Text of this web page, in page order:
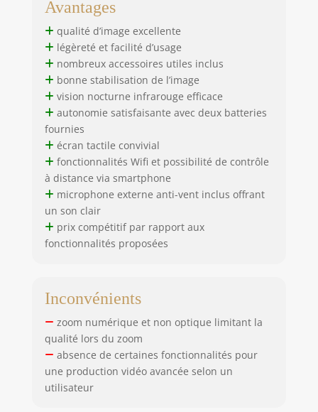
stabilisateur main,
microphone externe,
trépied,
télécommande,
manuel. Le manuel
inclus est disponible
et espagnol. Pour
obtenir le manuel
dans d’autres
langues, veuillez
nous contacter ou
sur l’emballage pour
télécharger la
Avantages
qualité d’image excellente
légèreté et facilité d’usage
nombreux accessoires utiles inclus
bonne stabilisation de l’image
vision nocturne infrarouge efficace
autonomie satisfaisante avec deux batteries
fournies
écran tactile convivial
fonctionnalités Wifi et possibilité de contrôle
à distance via smartphone
microphone externe anti-vent inclus offrant
un son clair
prix compétitif par rapport aux
fonctionnalités proposées
Inconvénients
zoom numérique et non optique limitant la
qualité lors du zoom
absence de certaines fonctionnalités pour
une production vidéo avancée selon un
utilisateur